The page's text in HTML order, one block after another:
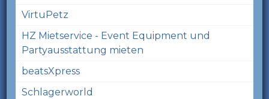
VirtuPetz
HZ Mietservice - Event Equipment und
Partyausstattung mieten
beatsXpress
Schlagerworld